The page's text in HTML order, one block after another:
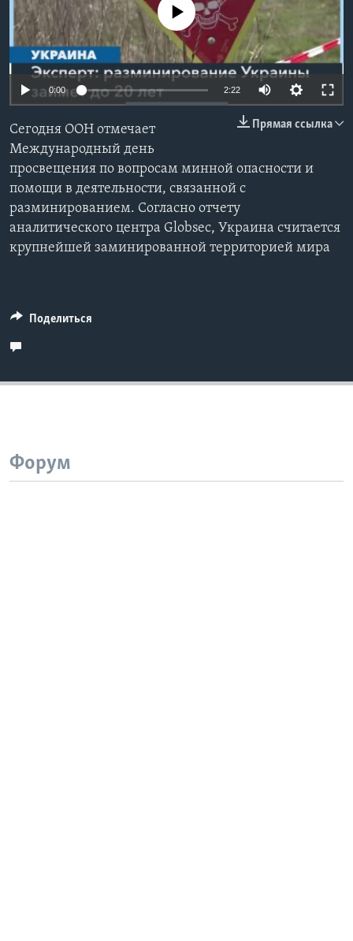
Learning English
СОЦИАЛЬНЫЕ СЕТИ
Языки
No media source currently available
0:00 2:22
Прямая ссылка
Сегодня ООН отмечает
Международный день
просвещения по вопросам минной опасности и
помощи в деятельности, связанной с
разминированием. Согласно отчету
аналитического центра Globsec, Украина считается
крупнейшей заминированной территорией мира
Поделиться
Форум